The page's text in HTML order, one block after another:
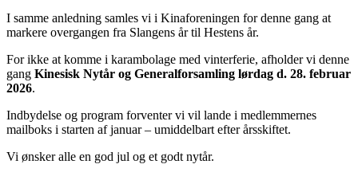
I samme anledning samles vi i Kinaforeningen for denne gang at
markere overgangen fra Slangens år til Hestens år.
For ikke at komme i karambolage med vinterferie, afholder vi denne
gang Kinesisk Nytår og Generalforsamling lørdag d. 28. februar
2026.
Indbydelse og program forventer vi vil lande i medlemmernes
mailboks i starten af januar – umiddelbart efter årsskiftet.
Vi ønsker alle en god jul og et godt nytår.